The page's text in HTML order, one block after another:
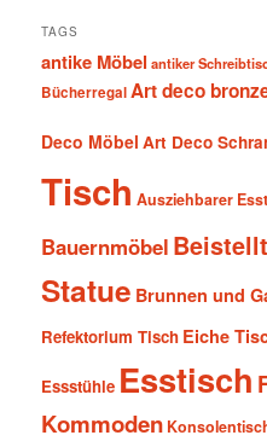
TAGS
antike Möbel antiker
BücherregalArt deco
Deco Möbel Art Deco
Tisch Ausziehbarer
Bauernmöbel
Statue Brunnen und
Refektorium Tisch Eiche
Essstühle Esstisch
Kommoden